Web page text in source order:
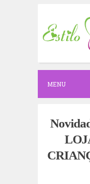
c
o
e
MENU